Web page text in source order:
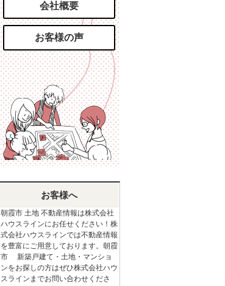
会社概要
お客様の声
お客様へ
朝霞市 土地 不動産情報は株式会社
ハウスラインにお任せください！株
式会社ハウスラインでは不動産情報
を豊富にご用意しております。朝霞
市 新築戸建て・土地・マンショ
ンをお探しの方はぜひ株式会社ハウ
スラインまでお問い合わせくださ